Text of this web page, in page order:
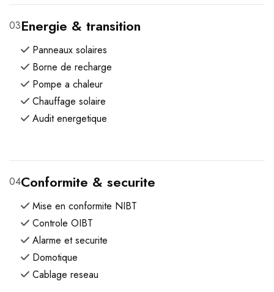
03Energie & transition
Panneaux solaires
Borne de recharge
Pompe a chaleur
Chauffage solaire
Audit energetique
04Conformite & securite
Mise en conformite NIBT
Controle OIBT
Alarme et securite
Domotique
Cablage reseau